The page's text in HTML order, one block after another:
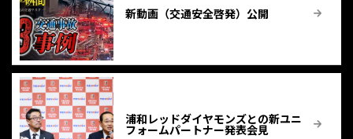
新動画（交通安全啓発）公開
浦和レッドダイヤモンズとの新ユニ
フォームパートナー発表会見